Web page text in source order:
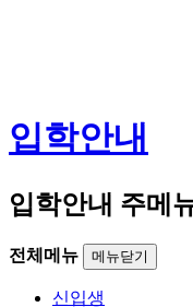
입학안내
입학안내 주메
전체메뉴 메뉴닫기
신입생